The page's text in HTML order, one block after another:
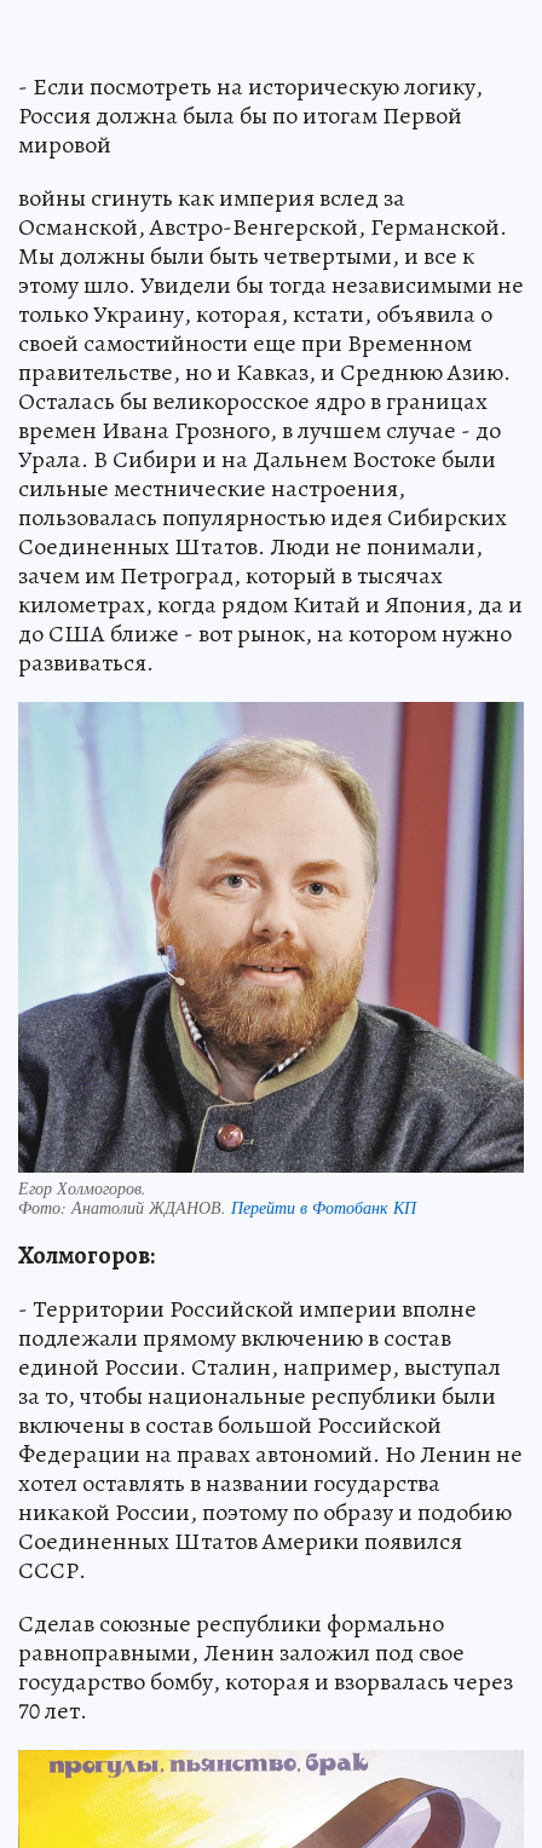
- Если посмотреть на историческую логику,
Россия должна была бы по итогам Первой
мировой
войны сгинуть как империя вслед за
Османской, Австро-Венгерской, Германской.
Мы должны были быть четвертыми, и все к
этому шло. Увидели бы тогда независимыми не
только Украину, которая, кстати, объявила о
своей самостийности еще при Временном
правительстве, но и Кавказ, и Среднюю Азию.
Осталась бы великоросское ядро в границах
времен Ивана Грозного, в лучшем случае - до
Урала. В Сибири и на Дальнем Востоке были
сильные местнические настроения,
пользовалась популярностью идея Сибирских
Соединенных Штатов. Люди не понимали,
зачем им Петроград, который в тысячах
километрах, когда рядом Китай и Япония, да и
до США ближе - вот рынок, на котором нужно
развиваться.
Егор Холмогоров.
Фото:Анатолий ЖДАНОВ. Перейти в Фотобанк КП
Холмогоров:
- Территории Российской империи вполне
подлежали прямому включению в состав
единой России. Сталин, например, выступал
за то, чтобы национальные республики были
включены в состав большой Российской
Федерации на правах автономий. Но Ленин не
хотел оставлять в названии государства
никакой России, поэтому по образу и подобию
Соединенных Штатов Америки появился
СССР.
Сделав союзные республики формально
равноправными, Ленин заложил под свое
государство бомбу, которая и взорвалась через
70 лет.